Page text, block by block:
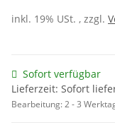
inkl. 19% USt. , zzgl.
Sofort verfügbar
Lieferzeit: Sofort
Bearbeitung:2 - 3